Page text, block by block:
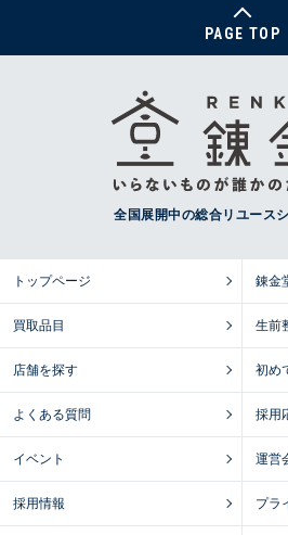
PAGE TOP
全国展開中の総合リユース
トップページ 錬金
買取品目 生前
店舗を探す 初め
よくある質問 採用
イベント 運営
採用情報 プラ